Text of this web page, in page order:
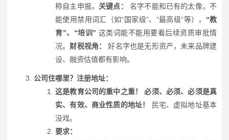
称自主申报。 关键点：
名字不能和已有的太像，不
能使用禁用词汇（如“国家级”、“最高级”等）， “教
育”、“培训” 这类词能不能用要看后续资质审批情
况。 财税视角：
好名字也是无形资产，未来品牌建
设、融资估值都有影响。
公司住哪里？注册地址：
这是教育公司的重中之重！
必须、必须、必须是真
实、有效、商业性质的地址！
民宅、虚拟地址基本
没戏。
要求：